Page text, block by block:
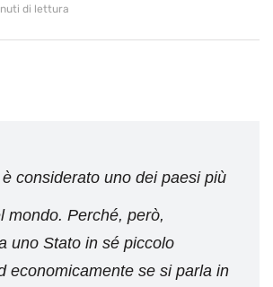
di lettura
considerato uno dei paesi più
mondo. Perché, però,
uno Stato in sé piccolo
economicamente se si parla in